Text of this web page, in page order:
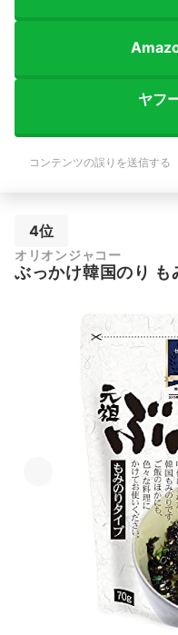
ヤフ
コンテンツの誤りを送信する
4位
オリオンジャコー
ぶっかけ韓国のり も